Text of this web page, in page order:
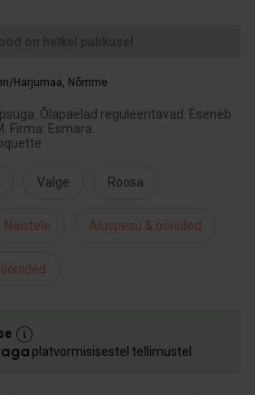
Harjumaa, Nõmme
Õlapaelad reguleeritavad. Eseneb
Firma: Esmara.
Valge Roosa
Naistele Aluspesu & ööriided
platvormisisestel tellimustel